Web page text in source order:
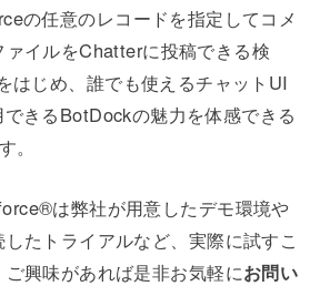
の任意のレコードを指定してコメ
ァイルをChatterに投稿できる検
はじめ、誰でも使えるチャットUI
きるBotDockの魅力を体感できる
。
は弊社が用意したデモ環境や
たトライアルなど、実際に試すこ
興味があれば是非お気軽にお問い